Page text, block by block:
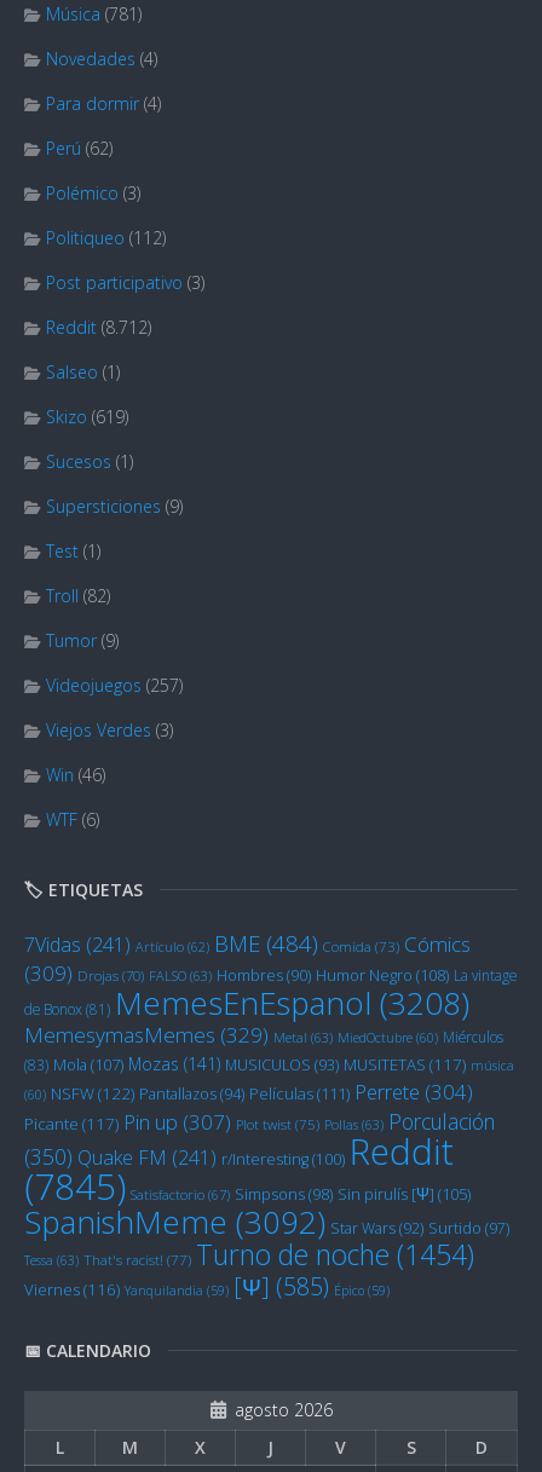
Música (781)
Novedades (4)
Para dormir (4)
Perú (62)
Polémico (3)
Politiqueo (112)
Post participativo (3)
Reddit (8.712)
Salseo (1)
Skizo (619)
Sucesos (1)
Supersticiones (9)
Test (1)
Troll (82)
Tumor (9)
Videojuegos (257)
Viejos Verdes (3)
Win (46)
WTF (6)
🏷️ ETIQUETAS
7Vidas (241) Artículo (62) BME (484) Comida (73) Cómics
(309) Drojas (70) FALSO (63) Hombres(90) Humor Negro (108) La vintage
de Bonox(81) MemesEnEspanol (3208)
MemesymasMemes (329) Metal (63) MiedOctubre (60) Miérculos
(83) Mola (107) Mozas (141) MUSICULOS (93) MUSITETAS (117) música
(60) NSFW(122) Pantallazos(94) Películas(111) Perrete (304)
Picante (117) Pin up (307) Plot twist (75) Pollas (63) Porculación
(350) Quake FM (241) r/Interesting(100) Reddit
(7845) Satisfactorio (67) Simpsons(98) Sin pirulís [Ψ] (105)
SpanishMeme (3092) Star Wars(92) Surtido (97)
Tessa (63) That's racist! (77) Turno de noche (1454)
Viernes(116) Yanquilandia (59) [Ψ] (585) Épico (59)
📅 CALENDARIO
agosto 2026
L
M X J V S
D